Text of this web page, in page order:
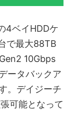
4ベイHDDケ
で最大88TB
10Gbps
ータバックア
。デイジーチ
可能となって